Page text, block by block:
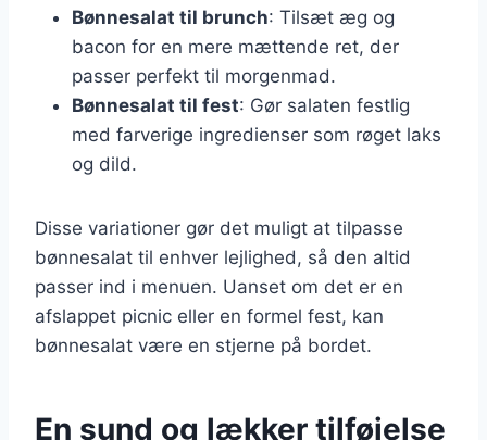
Bønnesalat til brunch: Tilsæt æg og
bacon for en mere mættende ret, der
passer perfekt til morgenmad.
Bønnesalat til fest: Gør salaten festlig
med farverige ingredienser som røget laks
og dild.
Disse variationer gør det muligt at tilpasse
bønnesalat til enhver lejlighed, så den altid
passer ind i menuen. Uanset om det er en
afslappet picnic eller en formel fest, kan
bønnesalat være en stjerne på bordet.
En sund og lækker tilføjelse